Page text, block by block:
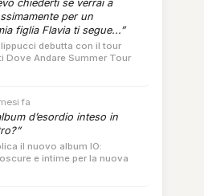
chiederti se verrai a
per un
figlia Flavia ti segue...”
debutta con il tour
Dove Andare Summer Tour
fa
d’esordio inteso in
il nuovo album IO:
e intime per la nuova